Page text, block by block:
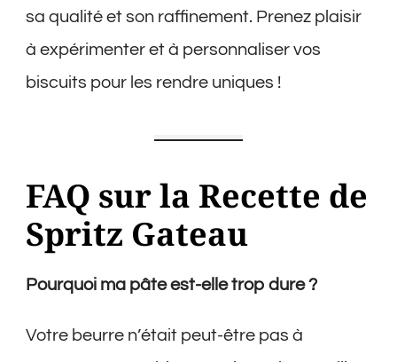
sa qualité et son raffinement. Prenez plaisir
à expérimenter et à personnaliser vos
biscuits pour les rendre uniques !
FAQ sur la Recette de
Spritz Gateau
Pourquoi ma pâte est-elle trop dure ?
Votre beurre n’était peut-être pas à